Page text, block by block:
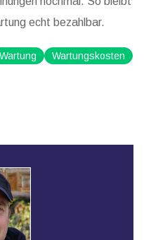
echt bezahlbar.
Wartung
Wartungskosten